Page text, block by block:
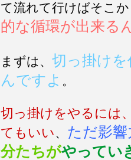
て流れて行けばそこ
的な循環が出来る
まずは、 切っ掛け
んですよ 。
切っ掛けをやるには
てもいい、 ただ影
分たちがやってい